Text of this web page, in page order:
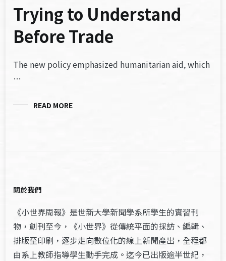
Trying to Understand
Before Trade
The new policy emphasized humanitarian aid, which
…
READ MORE
關於我們
《小世界周報》是世新大學新聞學系所學生的實習刊
物，創刊至今，《小世界》從傳統平面的採訪、編輯、
排版至印刷，逐步走向數位化的線上新聞產出，全程都
由系上教師指導學生動手完成。迄今已出版逾半世紀，